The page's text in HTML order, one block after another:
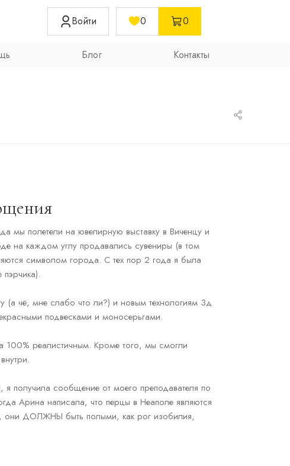
Войти 0 0
Блог Контакты
мы полетели на ювелирную выставку в Виченцу и
на каждом углу продавались сувениры (в том
символом города. С тех пор 2 года я была
(а чё, мне слабо что ли?) и новым технологиям 3д
подвесками и моносерьгами.
100% реалистичным. Кроме того, мы смогли
я получила сообщение от моего преподавателя по
Арина написала, что перцы в Неаполе являются
они ДОЛЖНЫ быть полыми, как рог изобилия,